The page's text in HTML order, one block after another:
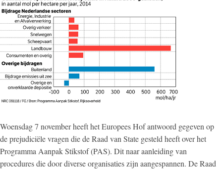
Woensdag 7 november heeft het Europees Hof antwoord gegeven op
de prejudiciële vragen die de Raad van State gesteld heeft over het
Programma Aanpak Stikstof (PAS). Dit naar aanleiding van
procedures die door diverse organisaties zijn aangespannen. De Raad